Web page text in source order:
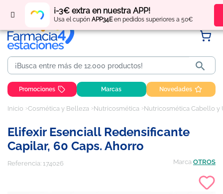
¡-3€ extra en nuestra APP!
Usa el cupón APP34Een pedidos superiores a 50€
Regístratey obtén puntos por tus compras

Promociones Marcas Novedades
Inicio Cosmética y Belleza Nutricosmética Nutricosmética Cabello y
Elifexir Esenciall Redensificante
Capilar, 60 Caps. Ahorro
Referencia: 174026 Marca OTROS